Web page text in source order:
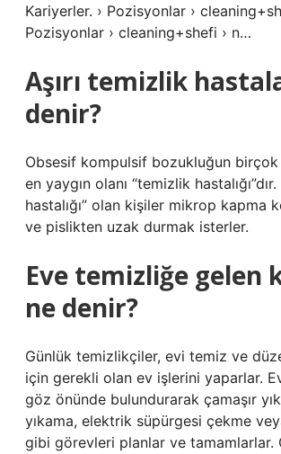
Kariyerler. › Pozisyonlar ›
Pozisyonlar › cleaning+shefi › n…
Aşırı temizlik
denir?
Obsesif kompulsif bozukluğun birçok
en yaygın olanı “temizlik
hastalığı” olan kişiler mikrop kapma
ve pislikten uzak durmak isterler.
Eve temizliğe gelen
ne denir?
Günlük temizlikçiler, evi temiz ve
için gerekli olan ev işlerini yaparlar.
göz önünde bulundurarak çamaşır
yıkama, elektrik süpürgesi çekme
gibi görevleri planlar ve tamamlarlar.